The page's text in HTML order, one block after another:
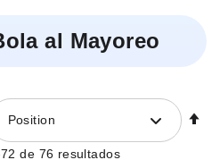
al Mayoreo
72 de 76 resultados
Position